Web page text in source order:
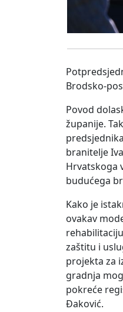
Brodsko-
Povod
županije.
branitelje
Hrvatskoga
budućega
Kako je
ovakav
zaštitu i
projekta za
gradnja
pokreće
Đaković.